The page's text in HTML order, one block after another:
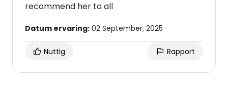
recommend her to all
Datum ervaring: 02 September, 2025
Nuttig Rapport